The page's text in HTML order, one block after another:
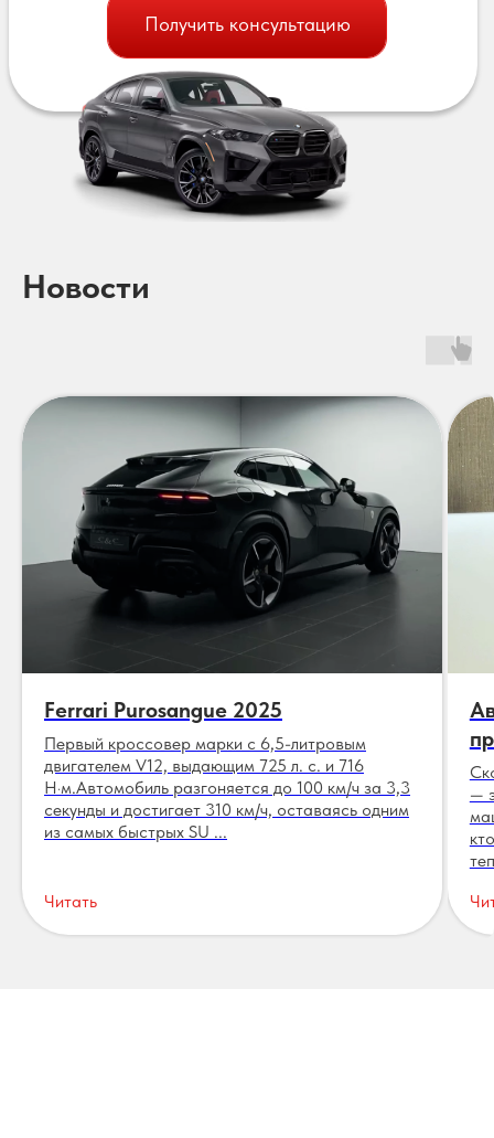
Получить консультацию
Новости
Ferrari Purosangue 2025
Первый кроссовер марки с 6,5-литровым
двигателем V12, выдающим 725 л. с. и 716
Н·м.Автомобиль разгоняется до 100 км/ч за 3,3
секунды и достигает 310 км/ч, оставаясь одним
из самых быстрых SU ...
Читать
—